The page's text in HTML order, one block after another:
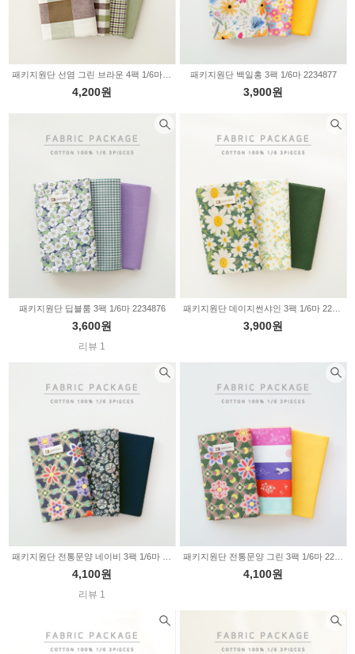
패키지원단 선염 그린 브라운 4팩 1/6마 2234878
4,200원
패키지원단 백일홍 3팩 1/6마 2234877
3,900원
패키지원단 딥블룸 3팩 1/6마 2234876
3,600원
리뷰 1
3,900원
4,100원
리뷰 1
4,100원